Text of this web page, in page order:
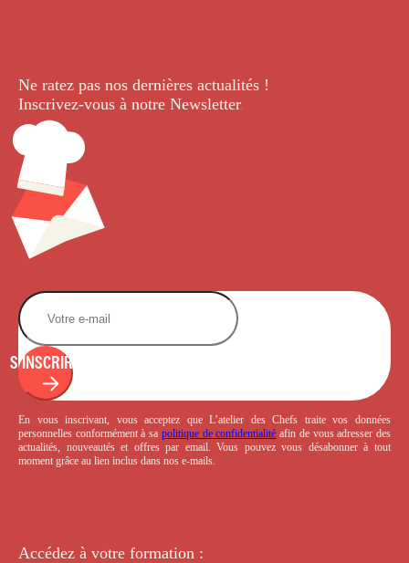
Ne ratez pas nos dernières actualités !
Inscrivez-vous à notre Newsletter.
S'INSCRIRE
En vous inscrivant, vous acceptez que L’atelier des Chefs traite vos données
personnelles conformément à sa politique de confidentialité afin de vous adresser des
actualités, nouveautés et offres par email. Vous pouvez vous désabonner à tout
moment grâce au lien inclus dans nos e-mails.
Accédez à votre formation :